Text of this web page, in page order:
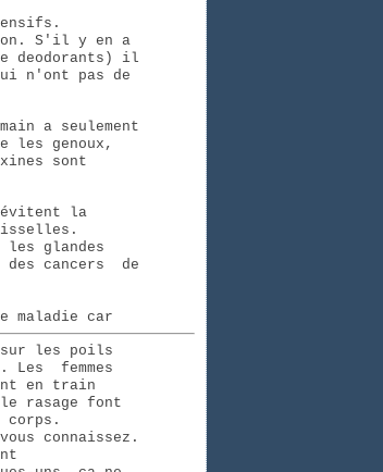
S'il y en a
deodorants) il
n'ont pas de
a seulement
les genoux,
sont
évitent la
les glandes
des cancers de
maladie car
les poils
Les femmes
en train
rasage font
corps.
connaissez.